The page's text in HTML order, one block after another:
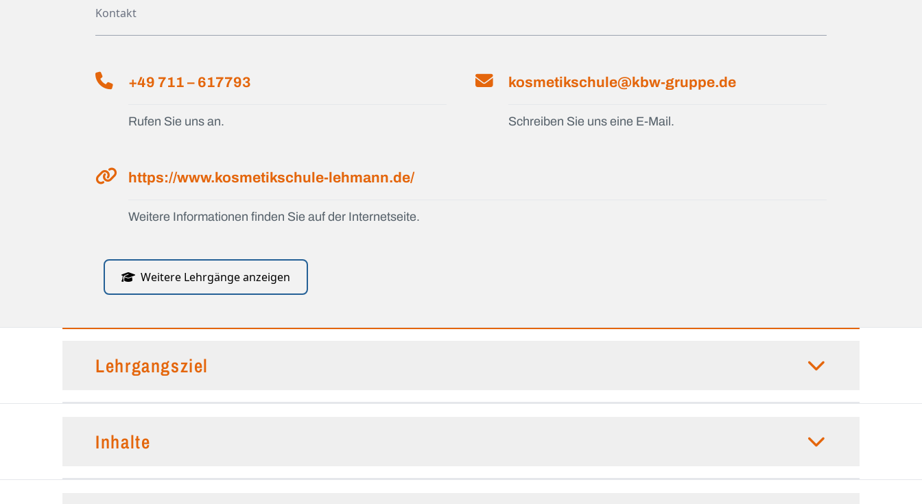
Kontakt
+49 711 – 617793
Rufen Sie uns an.
kosmetikschule@kbw-gruppe.de
Schreiben Sie uns eine E-Mail.
https://www.kosmetikschule-lehmann.de/
Weitere Informationen finden Sie auf der Internetseite.
Weitere Lehrgänge anzeigen
Lehrgangsziel
Inhalte